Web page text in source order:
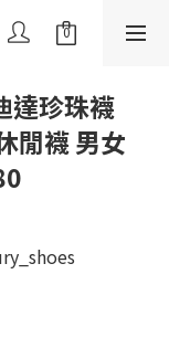
達珍珠襪
閒襪 男女